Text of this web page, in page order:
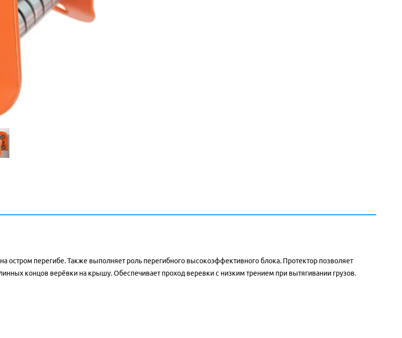
остром перегибе. Также выполняет роль перегибного высокоэффективного блока. Протектор позволяет
концов верёвки на крышу. Обеспечивает проход веревки с низким трением при вытягивании грузов.